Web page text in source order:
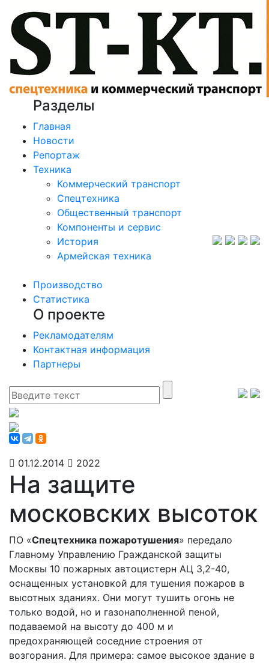
Разделы
Главная
Новости
Репортаж
Техника
Коммерческий транспорт
Спецтехника
Общественный транспорт
Компоненты и сервис
История
Армейская техника
Производство
Статистика
О проекте
Рекламодателям
Контактная информация
Партнеры
01.12.2014 2022
На защите
московских высоток
ПО «Спецтехника пожаротушения» передало
Главному Управлению Гражданской защиты
Москвы 10 пожарных автоцистерн АЦ 3,2-40,
оснащенных установкой для тушения пожаров в
высотных зданиях. Они могут тушить огонь не
только водой, но и газонаполненной пеной,
подаваемой на высоту до 400 м и
предохраняющей соседние строения от
возгорания. Для примера: самое высокое здание в